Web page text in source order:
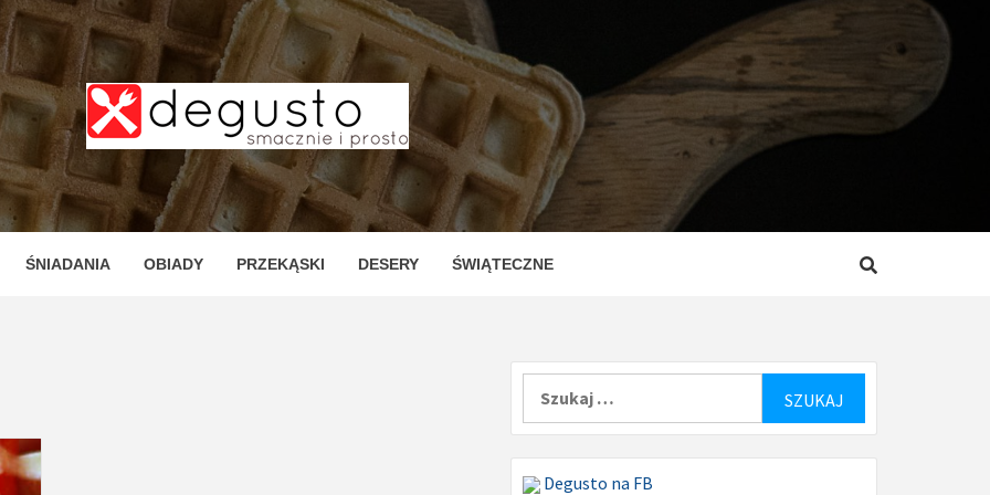
– PRZEPISY
I PROSTE
ŚNIADANIA OBIADY PRZEKĄSKI DESERY ŚWIĄTECZNE
Degusto na FB